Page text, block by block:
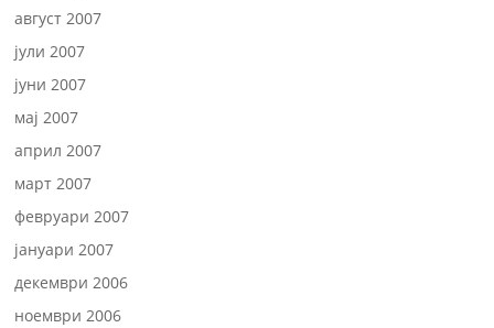
август 2007
јули 2007
јуни 2007
мај 2007
април 2007
март 2007
февруари 2007
јануари 2007
декември 2006
ноември 2006